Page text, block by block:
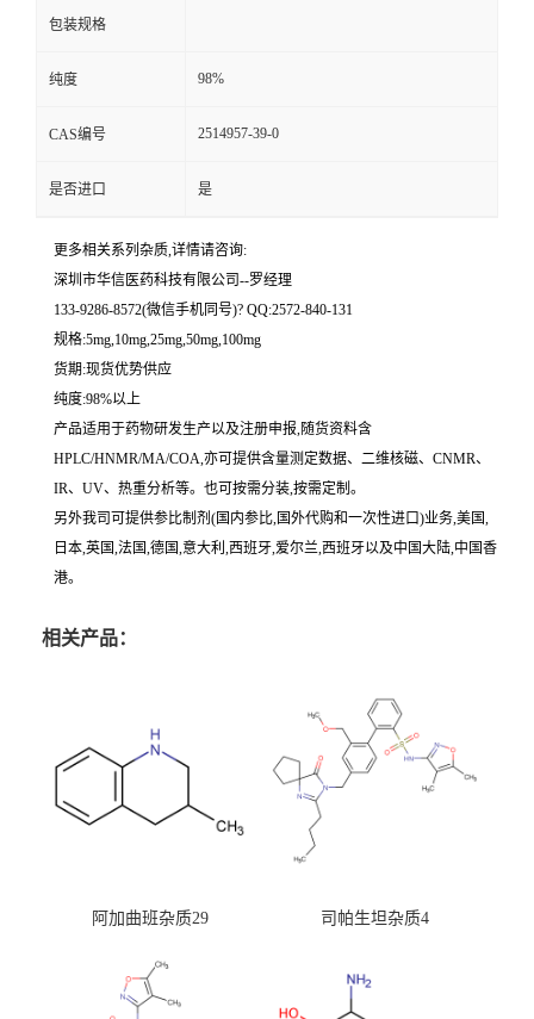
包装规格
纯度 98%
CAS编号 2514957-39-0
是否进口 是
更多相关系列杂质,详情请咨询:
深圳市华信医药科技有限公司--罗经理
133-9286-8572(微信手机同号)? QQ:2572-840-131
规格:5mg,10mg,25mg,50mg,100mg
货期:现货优势供应
纯度:98%以上
产品适用于药物研发生产以及注册申报,随货资料含
HPLC/HNMR/MA/COA,亦可提供含量测定数据、二维核磁、CNMR、
IR、UV、热重分析等。也可按需分装,按需定制。
另外我司可提供参比制剂(国内参比,国外代购和一次性进口)业务,美国,
日本,英国,法国,德国,意大利,西班牙,爱尔兰,西班牙以及中国大陆,中国香
港。
相关产品：
阿加曲班杂质29 司帕生坦杂质4